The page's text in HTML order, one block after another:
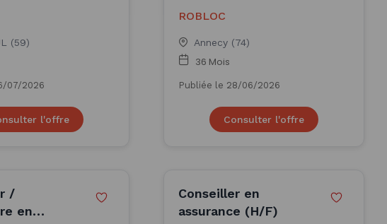
(59)
07/2026
l'offre
ROBLOC
Annecy (74)
36 Mois
Publiée le 28/06/2026
Consulter l'offre
/
en
Conseiller en
assurance (H/F)